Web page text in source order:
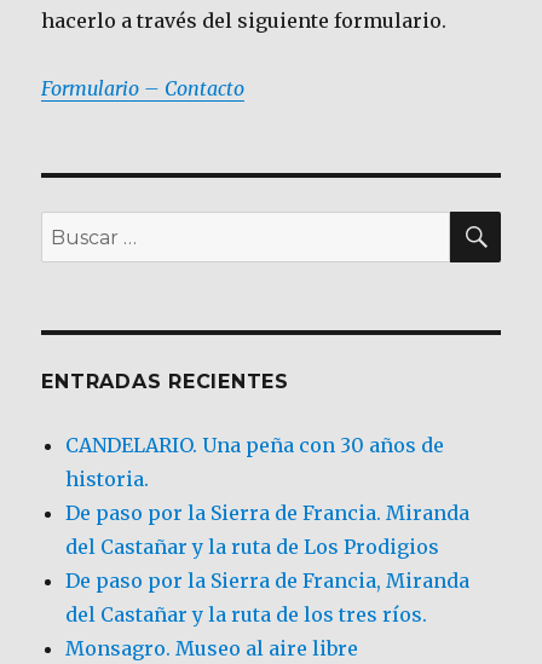
hacerlo a través del siguiente formulario.
Formulario – Contacto
Buscar
por:
ENTRADAS RECIENTES
CANDELARIO. Una peña con 30 años de
historia.
De paso por la Sierra de Francia. Miranda
del Castañar y la ruta de Los Prodigios
De paso por la Sierra de Francia, Miranda
del Castañar y la ruta de los tres ríos.
Monsagro. Museo al aire libre